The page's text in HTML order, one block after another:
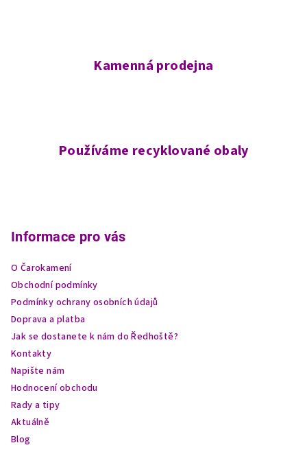
Kamenná prodejna
Používáme recyklované obaly
Informace pro vás
O Čarokamení
Obchodní podmínky
Podmínky ochrany osobních údajů
Doprava a platba
Jak se dostanete k nám do Ředhoště?
Kontakty
Napište nám
Hodnocení obchodu
Rady a tipy
Aktuálně
Blog